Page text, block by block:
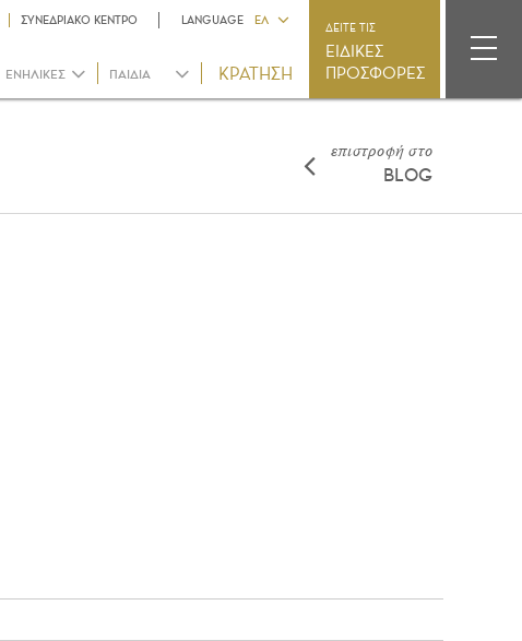
ΣΥΝΕΔΡΙΑΚΟ ΚΕΝΤΡΟ LANGUAGE ΕΛ
ΕΝΗΛΙΚΕΣ ΠΑΙΔΙΑ
ΔΕΙΤΕ ΤΙΣ
ΕΙΔΙΚΕΣ
ΠΡΟΣΦΟΡΕΣ
επιστροφή στο
BLOG